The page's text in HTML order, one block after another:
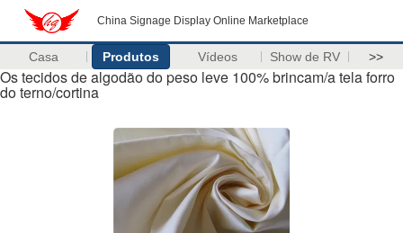
China Signage Display Online Marketplace
Casa Produtos Vídeos Show de RV >>
Os tecidos de algodão do peso leve 100% brincam/a tela forro
do terno/cortina